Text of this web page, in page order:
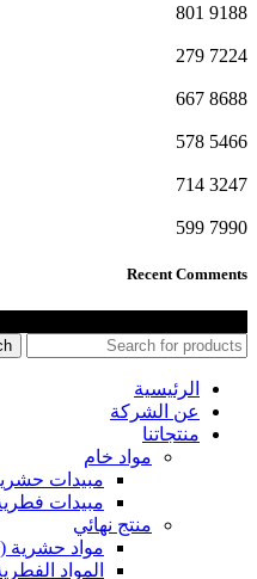
9188
801
7224
279
8688
667
5466
578
3247
714
7990
599
Recent Comments
الرئيسية
عن الشركة
منتجاتنا
مواد خام
مبيدات
مبيدات
منتج نهائي
مواد حشرية
المواد